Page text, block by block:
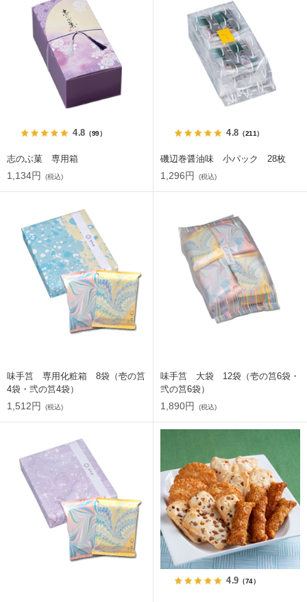
4.8（99）
志のぶ菓 専用箱
1,134円 (税込)
4.8 （211）
磯辺巻醤油味 小パック 28枚
1,296円 (税込)
味手筥 専用化粧箱 8袋（壱の筥
4袋・弐の筥4袋）
1,512円 (税込)
味手筥 大袋 12袋（壱の筥6袋・
弐の筥6袋）
1,890円 (税込)
4.9 （74）